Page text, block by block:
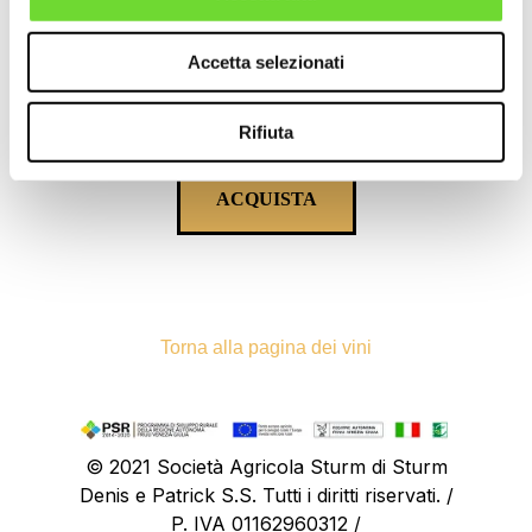
Accetta selezionati
Rifiuta
Forma di allevamento: guyot
Comune di produzione: Cormòns (GO)
ACQUISTA
Torna alla pagina dei vini
© 2021 Società Agricola Sturm di Sturm
Denis e Patrick S.S. Tutti i diritti riservati. /
P. IVA 01162960312 /